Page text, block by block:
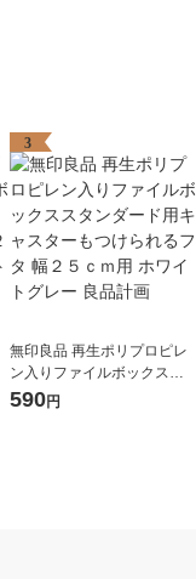
3
無印良品 再生ポリプロピレ
ン入りファイルボックスス
タンダード用キャスターも
590円